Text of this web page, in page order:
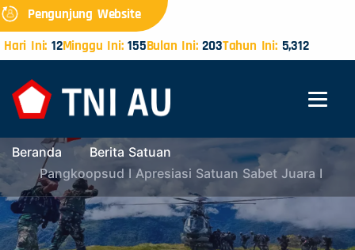
Pengunjung Website
Hari Ini: 12Minggu Ini:155Bulan Ini:203Tahun Ini:5,312
Beranda
Berita Satuan
Pangkoopsud I Apresiasi Satuan Sabet Juara I